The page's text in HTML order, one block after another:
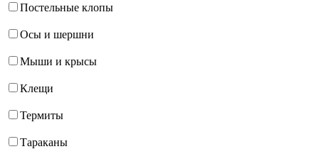
Постельные клопы
Осы и шершни
Мыши и крысы
Клещи
Термиты
Тараканы